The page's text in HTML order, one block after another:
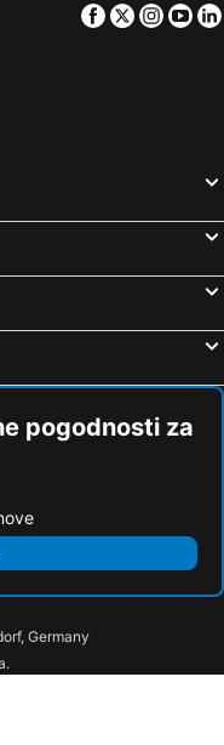
Facebook
Twitter
pogodnosti za
Germany